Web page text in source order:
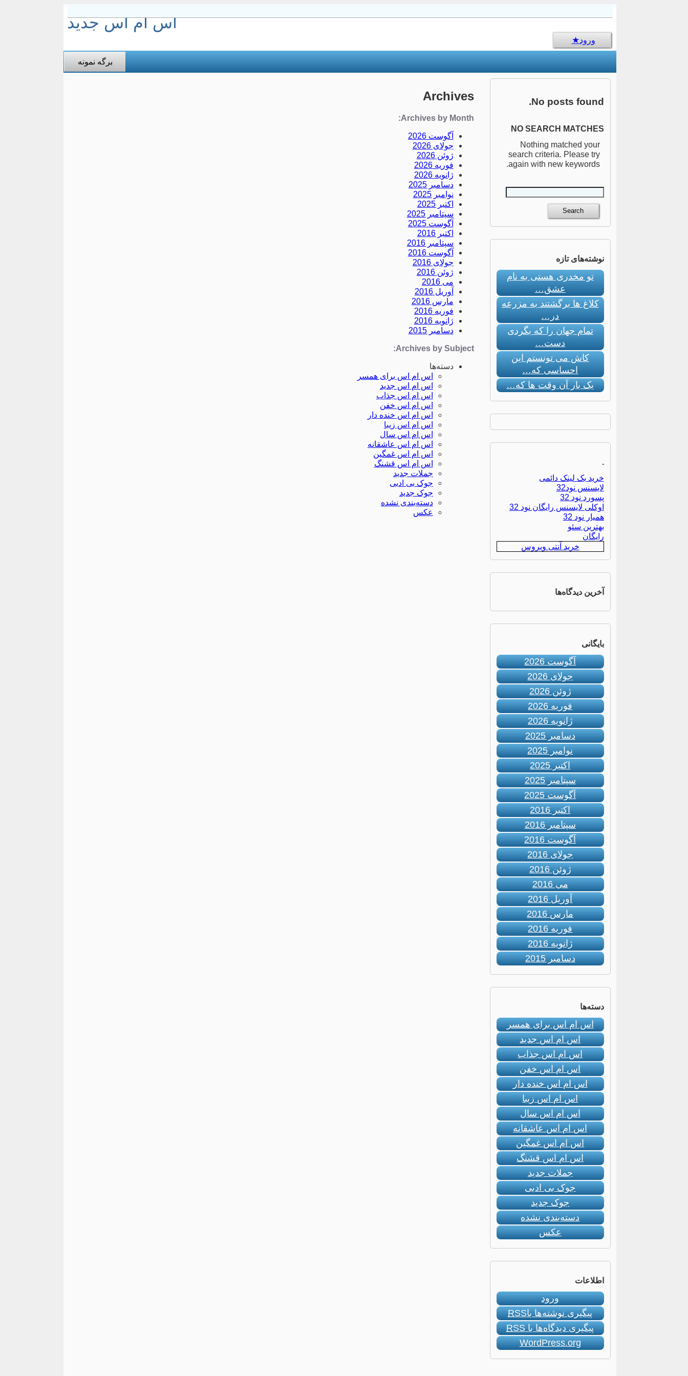
اس ام اس جدید
ورود
برگه نمونه
Archives
Archives by Month:
آگوست 2026
جولای 2026
ژوئن 2026
فوریه 2026
ژانویه 2026
دسامبر 2025
نوامبر 2025
اکتبر 2025
سپتامبر 2025
آگوست 2025
اکتبر 2016
سپتامبر 2016
آگوست 2016
جولای 2016
ژوئن 2016
می 2016
آوریل 2016
مارس 2016
فوریه 2016
ژانویه 2016
دسامبر 2015
Archives by Subject:
دسته‌ها
اس ام اس برای همسر
اس ام اس جدید
اس ام اس جذاب
اس ام اس خفن
اس ام اس خنده دار
اس ام اس زیبا
اس ام اس سال
اس ام اس عاشقانه
اس ام اس غمگین
اس ام اس قشنگ
جملات جدید
جوک بی ادبی
جوک جدید
دسته‌بندی نشده
عکس
No posts found.
NO SEARCH MATCHES
Nothing matched your
search criteria. Please try
again with new keywords.
نوشته‌های تازه
تو مخدری هستی به نام
عشق…
کلاغ ها برگشتند به مزرعه
در…
تمام جهان را که بگردی
دست…
کاش می تونستم این
احساسی که…
یک بار آن وقت ها که…
.
خرید بک لینک دائمی
لایسنس نود32
پسورد نود 32
اوکلی لایسنس رایگان نود 32
همیار نود 32
بهترین سئو
رایگان
خرید آنتی ویروس
آخرین دیدگاه‌ها
بایگانی
آگوست 2026
جولای 2026
ژوئن 2026
فوریه 2026
ژانویه 2026
دسامبر 2025
نوامبر 2025
اکتبر 2025
سپتامبر 2025
آگوست 2025
اکتبر 2016
سپتامبر 2016
آگوست 2016
جولای 2016
ژوئن 2016
می 2016
آوریل 2016
مارس 2016
فوریه 2016
ژانویه 2016
دسامبر 2015
دسته‌ها
اس ام اس برای همسر
اس ام اس جدید
اس ام اس جذاب
اس ام اس خفن
اس ام اس خنده دار
اس ام اس زیبا
اس ام اس سال
اس ام اس عاشقانه
اس ام اس غمگین
اس ام اس قشنگ
جملات جدید
جوک بی ادبی
جوک جدید
دسته‌بندی نشده
عکس
اطلاعات
ورود
پیگیری نوشته‌ها باRSS
پیگیری دیدگاه‌ها باRSS
WordPress.org